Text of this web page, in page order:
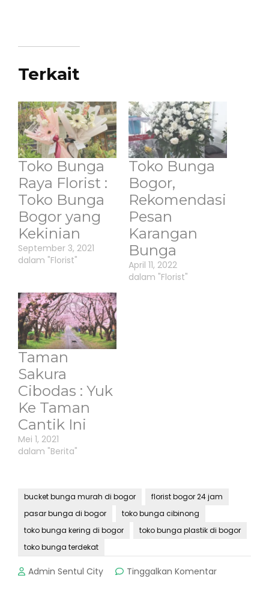
Terkait
Toko Bunga
Raya Florist :
Toko Bunga
Bogor yang
Kekinian
September 3, 2021
dalam "Florist"
Toko Bunga
Bogor,
Rekomendasi
Pesan
Karangan
Bunga
April 11, 2022
dalam "Florist"
Taman
Sakura
Cibodas : Yuk
Ke Taman
Cantik Ini
Mei 1, 2021
dalam "Berita"
bucket bunga murah di bogor
florist bogor 24 jam
pasar bunga di bogor
toko bunga cibinong
toko bunga kering di bogor
toko bunga plastik di bogor
toko bunga terdekat
Admin Sentul City Tinggalkan Komentarpada